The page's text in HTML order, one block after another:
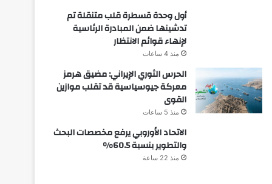
أول وحدة قسطرة قلب متنقلة تم
تدشينها ضمن المبادرة الرئاسية
لإنهاء قوائم الانتظار
منذ 4 ساعات
الحرس الثوري الإيراني: مضيق هرمز
معركة جيوسياسية قد تقلب موازين
القوى
منذ 5 ساعات
الاتحاد الأوروبي يرفع مخصصات البحث
والتطوير بنسبة 60.5%
منذ 22 ساعة